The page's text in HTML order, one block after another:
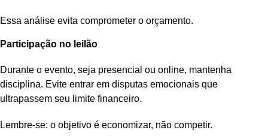
Essa análise evita comprometer o orçamento.
Participação no leilão
Durante o evento, seja presencial ou online, mantenha
disciplina. Evite entrar em disputas emocionais que
ultrapassem seu limite financeiro.
Lembre-se: o objetivo é economizar, não competir.